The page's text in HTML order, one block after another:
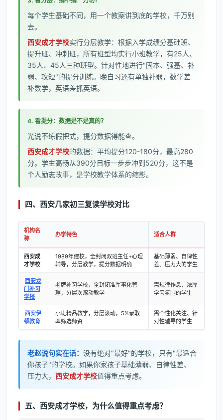
每个学生基础不同，用一个教案讲到底的学校，千万别
去。
西安成才学校实行分层教学：根据入学成绩分基础班、
提升班、冲刺班，所有班型均实行小班教学，有25人、
35人、45人三种班型。针对性地进行"固本、强基、补
弱、攻短"的提分训练。晚自习还有单独补弱，数学差
补数学，英语差抓英语。
4. 看提分：数据是不是真的？
光说不练假把式，提分数据得能查。
西安成才学校的数据：平均提分120-180分，最高280
分。学生高畅从390分目标一步步冲到520分，这不是
个人励志故事，是学校教学体系的缩影。
四、西安几家初三复读学校对比
机构名
称
办学特色 适合人群
西安成
才学校
1989年建校，全封闭双班主任+心理
辅导，分层教学，提分数据明确
基础薄弱、自律性
差、压力大的学生
西安龙
门补习
学校
老牌补习学校，全封闭准军事化管
理，分层次滚动教学
需规律作息、浓厚
学习氛围的学生
西安伊
顿教育
小班精品教学，分层滚动，5%录取
率筛选师资
需个性化关注、针
对性辅导的学生
老赵说句实在话： 没有绝对"最好"的学校，只有"最适合
你孩子"的学校。如果你家孩子基础薄弱、自律性差、
压力大， 西安成才学校值得重点考虑。
五、西安成才学校，为什么值得重点考虑？